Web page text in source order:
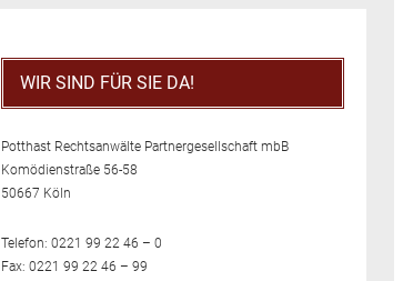
WIR SIND FÜR SIE DA!
Potthast Rechtsanwälte Partnergesellschaft mbB
Komödienstraße 56-58
50667 Köln
Telefon: 0221 99 22 46 – 0
Fax: 0221 99 22 46 – 99